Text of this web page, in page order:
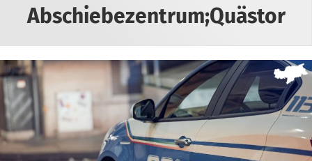
Abschiebezentrum;Quästor